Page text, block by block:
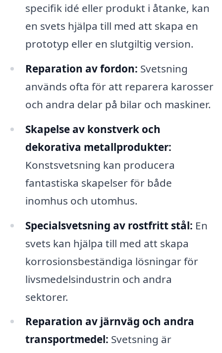
specifik idé eller produkt i åtanke, kan
en svets hjälpa till med att skapa en
prototyp eller en slutgiltig version.
Reparation av fordon: Svetsning
används ofta för att reparera karosser
och andra delar på bilar och maskiner.
Skapelse av konstverk och
dekorativa metallprodukter:
Konstsvetsning kan producera
fantastiska skapelser för både
inomhus och utomhus.
Specialsvetsning av rostfritt stål: En
svets kan hjälpa till med att skapa
korrosionsbeständiga lösningar för
livsmedelsindustrin och andra
sektorer.
Reparation av järnväg och andra
transportmedel: Svetsning är